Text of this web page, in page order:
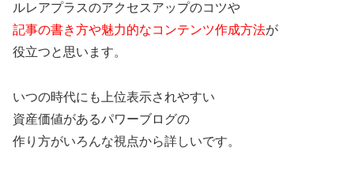
ルレアプラスのアクセスアップのコツや
記事の書き方や魅力的なコンテンツ作成方法が
役立つと思います。
いつの時代にも上位表示されやすい
資産価値があるパワーブログの
作り方がいろんな視点から詳しいです。